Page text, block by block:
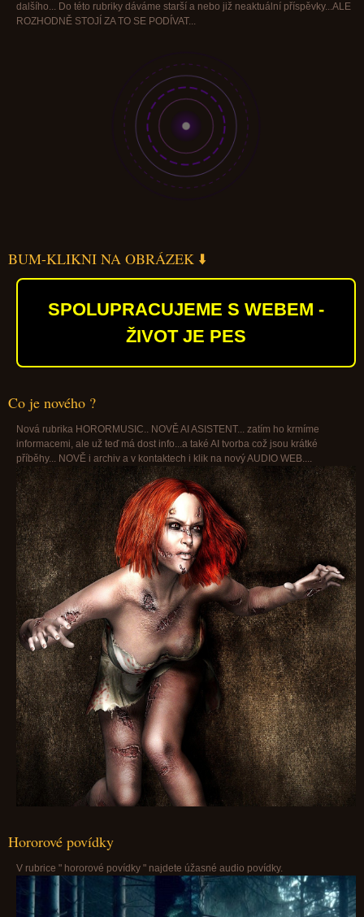
dalšího... Do této rubriky dáváme starší a nebo již neaktuální příspěvky...ALE
ROZHODNĚ STOJÍ ZA TO SE PODÍVAT...
BUM-KLIKNI NA OBRÁZEK ⬇️
SPOLUPRACUJEME S WEBEM -
ŽIVOT JE PES
Co je nového ?
Nová rubrika HORORMUSIC.. NOVĚ AI ASISTENT... zatím ho krmíme
informacemi, ale už teď má dost info...a také AI tvorba což jsou krátké
příběhy... NOVĚ i archiv a v kontaktech i klik na nový AUDIO WEB....
Hororové povídky
V rubrice " hororové povídky " najdete úžasné audio povídky.